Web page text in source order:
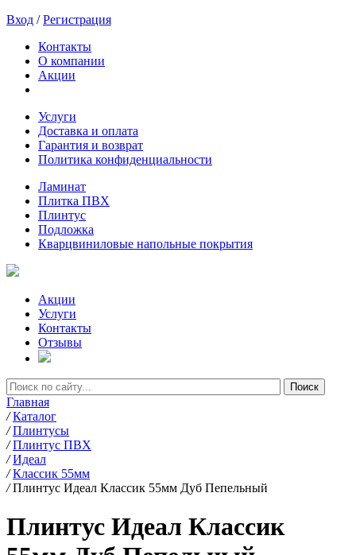
Вход /Регистрация
Контакты
О компании
Акции
Услуги
Доставка и оплата
Гарантия и возврат
Политика конфиденциальности
Ламинат
Плитка ПВХ
Плинтус
Подложка
Кварцвиниловые напольные покрытия
Акции
Услуги
Контакты
Отзывы
Главная
/ Каталог
/ Плинтусы
/ Плинтус ПВХ
/ Идеал
/ Классик 55мм
/ Плинтус Идеал Классик 55мм Дуб Пепельный
Плинтус Идеал Классик